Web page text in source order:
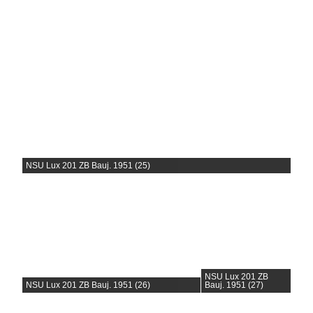
NSU Lux 201 ZB Bauj. 1951 (25)
NSU Lux 201 ZB Bauj. 1951 (26)
NSU Lux 201 ZB
Bauj. 1951 (27)